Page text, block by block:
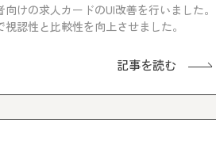
けの求人カードのUI改善を行いました。
認性と比較性を向上させました。
記事を読む